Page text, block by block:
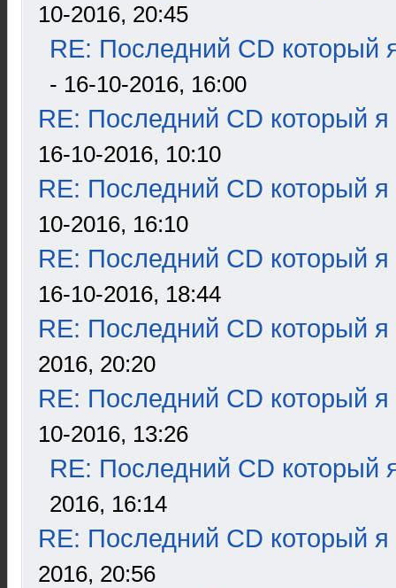
10-2016, 20:45
RE: Последний CD который
- 16-10-2016, 16:00
RE: Последний CD который я
16-10-2016, 10:10
RE: Последний CD который я
10-2016, 16:10
RE: Последний CD который я
16-10-2016, 18:44
RE: Последний CD который я
2016, 20:20
RE: Последний CD который я
10-2016, 13:26
RE: Последний CD который
2016, 16:14
RE: Последний CD который я
2016, 20:56